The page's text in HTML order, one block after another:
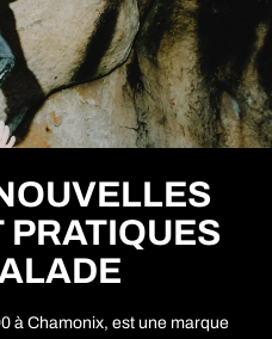
PRATIQUES
à Chamonix, est une marque